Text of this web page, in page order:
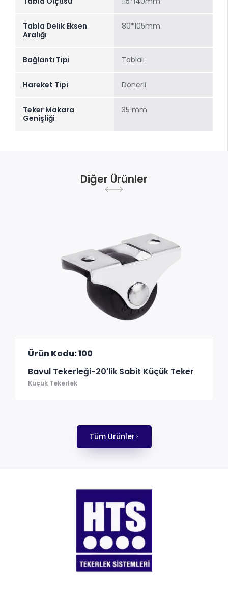
Tabla Delik Eksen
Aralığı
80*105mm
Bağlantı Tipi Tablalı
Hareket Tipi Dönerli
Teker Makara
Genişliği
35 mm
Diğer Ürünler
Ürün Kodu: 100
Bavul Tekerleği-20'lik Sabit Küçük Teker
Küçük Tekerlek
Tüm Ürünler